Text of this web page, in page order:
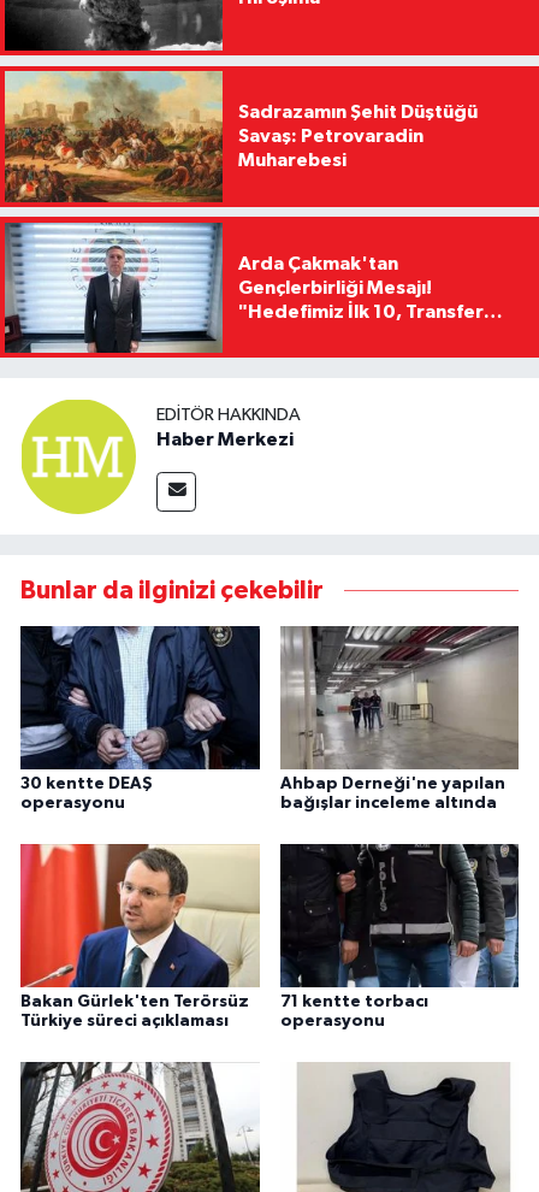
Sadrazamın Şehit Düştüğü
Savaş: Petrovaradin
Muharebesi
Arda Çakmak'tan
Gençlerbirliği Mesajı!
"Hedefimiz İlk 10, Transfer
Kaldıracağız"
EDITÖR HAKKINDA
Haber Merkezi
Bunlar da ilginizi çekebilir
30 kentte DEAŞ
operasyonu
Ahbap Derneği'ne yapılan
bağışlar inceleme altında
Bakan Gürlek'ten Terörsüz
Türkiye süreci açıklaması
71 kentte torbacı
operasyonu